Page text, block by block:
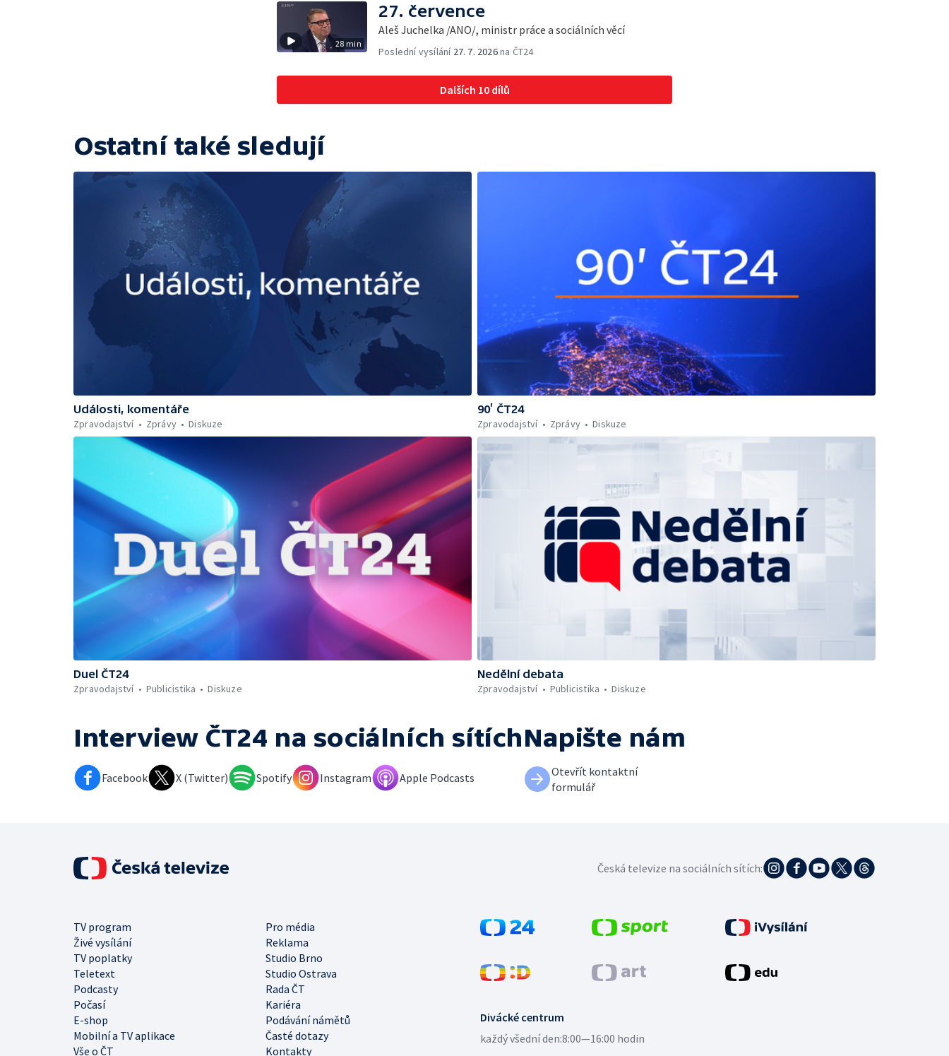
28 min
27. července
Aleš Juchelka /ANO/, ministr práce a sociálních věcí
Poslední vysílání 27. 7. 2026na ČT24
Dalších 10 dílů
Ostatní také sledují
Události, komentáře
Zpravodajství
Zprávy Diskuze
90’ ČT24
Zpravodajství
Zprávy Diskuze
Duel ČT24
Zpravodajství
Publicistika Diskuze
Nedělní debata
Zpravodajství
Publicistika Diskuze
Interview ČT24 na sociálních sítích
Facebook X (Twitter) Spotify Instagram Apple Podcasts
Napište nám
Otevřít kontaktní
formulář
Divácké centrum
každý všední den:8:00—16:00 hodin
TV program
Pro média
Živé vysílání
Reklama
TV poplatky
Studio Brno
Teletext
Studio Ostrava
Podcasty
Rada ČT
Počasí
Kariéra
E-shop
Podávání námětů
Mobilní a TV aplikace
Časté dotazy
Vše o ČT
Kontakty
Česká televize na sociálních sítích: